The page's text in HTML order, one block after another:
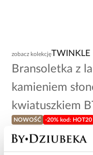
zobacz kolekcjęTWINKLE
Bransoletka z
kamieniem
kwiatuszkiem
NOWOŚĆ -20% kod: HOT20
69,00 zł